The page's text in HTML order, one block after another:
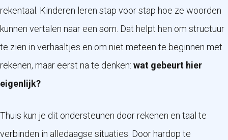
rekentaal. Kinderen leren stap voor stap hoe ze woorden
kunnen vertalen naar een som. Dat helpt hen om structuur
te zien in verhaaltjes en om niet meteen te beginnen met
rekenen, maar eerst na te denken: wat gebeurt hier
eigenlijk?
Thuis kun je dit ondersteunen door rekenen en taal te
verbinden in alledaagse situaties. Door hardop te